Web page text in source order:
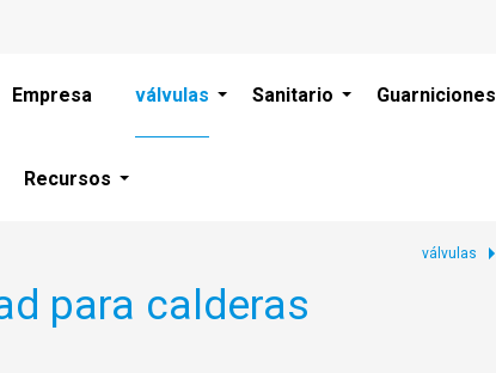
Empresa válvulas Sanitario Guarniciones
Recursos
válvulas
para calderas